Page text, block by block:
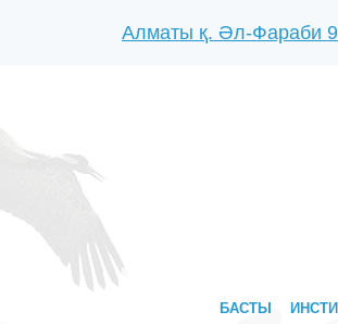
Алматы қ. Әл-Фараби
БАСТЫ